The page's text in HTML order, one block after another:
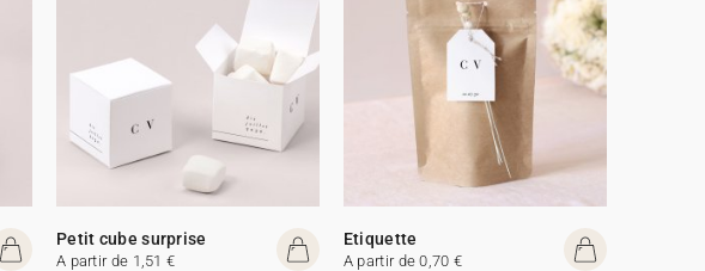
Petit cube surprise
A partir de 1,51 €
Etiquette
A partir de 0,70 €